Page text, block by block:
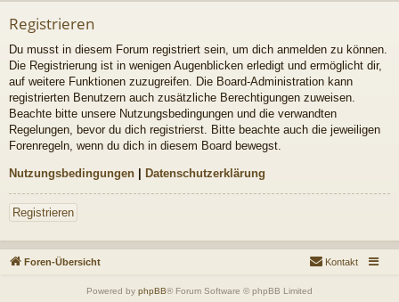
Registrieren
Du musst in diesem Forum registriert sein, um dich anmelden zu können.
Die Registrierung ist in wenigen Augenblicken erledigt und ermöglicht dir,
auf weitere Funktionen zuzugreifen. Die Board-Administration kann
registrierten Benutzern auch zusätzliche Berechtigungen zuweisen.
Beachte bitte unsere Nutzungsbedingungen und die verwandten
Regelungen, bevor du dich registrierst. Bitte beachte auch die jeweiligen
Forenregeln, wenn du dich in diesem Board bewegst.
Nutzungsbedingungen | Datenschutzerklärung
Registrieren
Foren-Übersicht Kontakt
Powered by phpBB® Forum Software © phpBB Limited